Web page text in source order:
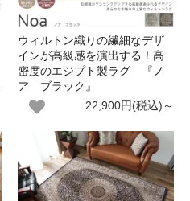
ウィルトン織りの繊細なデザ
インが高級感を演出する！高
密度のエジプト製ラグ 『ノ
ア ブラック』
22,900円(税込)～